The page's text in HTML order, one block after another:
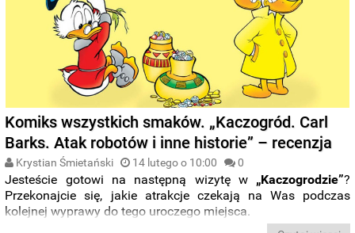
Komiks wszystkich smaków. „Kaczogród. Carl
Barks. Atak robotów i inne historie” – recenzja
Krystian Śmietański 14 lutego o 10:00 0
Jesteście gotowi na następną wizytę w „Kaczogrodzie”?
Przekonajcie się, jakie atrakcje czekają na Was podczas
kolejnej wyprawy do tego uroczego miejsca.